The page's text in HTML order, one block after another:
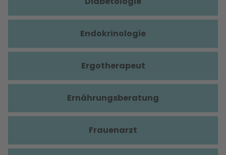
Endokrinologie
Ergotherapeut
Ernährungsberatung
Frauenarzt